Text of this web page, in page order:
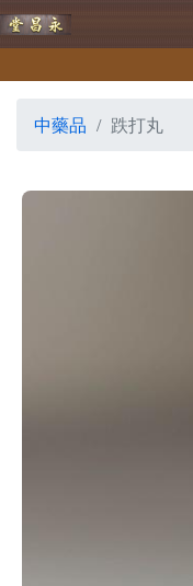
永昌堂藥店
中藥品 跌打丸